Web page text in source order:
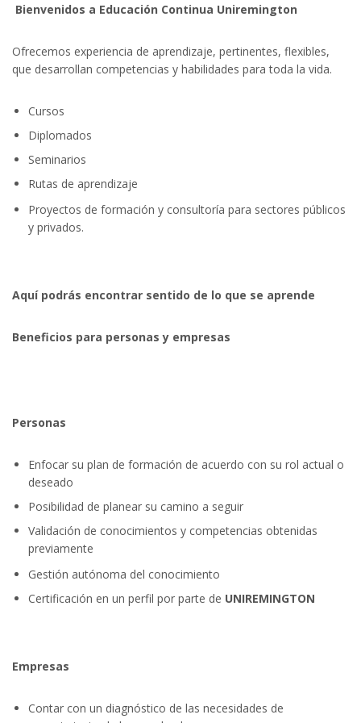
Bienvenidos a Educación Continua Uniremington
Ofrecemos experiencia de aprendizaje, pertinentes, flexibles,
que desarrollan competencias y habilidades para toda la vida.
Cursos
Diplomados
Seminarios
Rutas de aprendizaje
Proyectos de formación y consultoría para sectores públicos
y privados.
Aquí podrás encontrar sentido de lo que se aprende
Beneficios para personas y empresas
Personas
Enfocar su plan de formación de acuerdo con su rol actual o
deseado
Posibilidad de planear su camino a seguir
Validación de conocimientos y competencias obtenidas
previamente
Gestión autónoma del conocimiento
Certificación en un perfil por parte de UNIREMINGTON
Empresas
Contar con un diagnóstico de las necesidades de